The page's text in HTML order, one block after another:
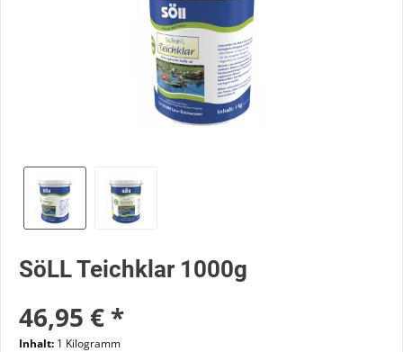
SöLL Teichklar 1000g
46,95 € *
Inhalt: 1 Kilogramm